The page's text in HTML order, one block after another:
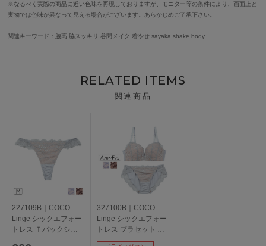
※なるべく実際の商品に近い色味を再現しておりますが、モニター等の条件により、画面上と
実物では色味が異なって見える場合がございます。あらかじめご了承下さい。
関連キーワード：脇高 脇スッキリ 谷間メイク 着やせ sayaka shake body
RELATED ITEMS
関連商品
227109B｜COCO
Linge シックエフォー
トレス Ｔバックショ
327100B｜COCO
Linge シックエフォー
トレス ブラセット 脇
高 ABCDEFカップ ア